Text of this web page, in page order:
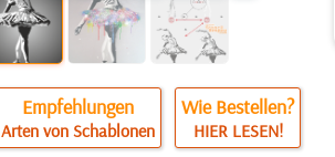
Empfehlungen
Arten von Schablonen
Wie Bestellen?
HIER LESEN!